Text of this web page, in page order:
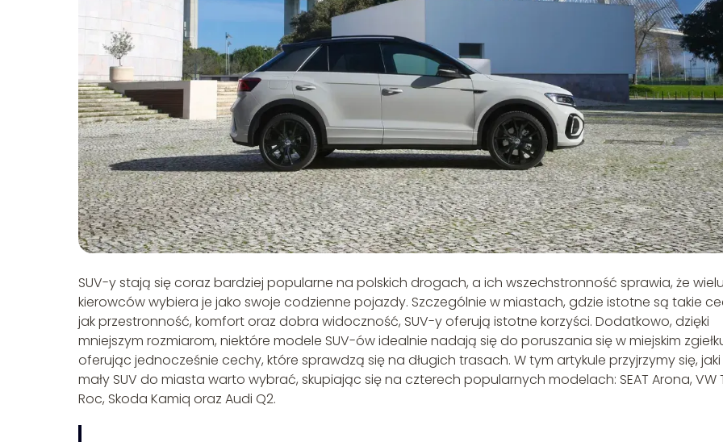
SUV-y stają się coraz bardziej popularne na polskich drogach, a ich wszechstronność sprawia, że wielu
kierowców wybiera je jako swoje codzienne pojazdy. Szczególnie w miastach, gdzie istotne są takie
jak przestronność, komfort oraz dobra widoczność, SUV-y oferują istotne korzyści. Dodatkowo, dzięki
mniejszym rozmiarom, niektóre modele SUV-ów idealnie nadają się do poruszania się w miejskim
oferując jednocześnie cechy, które sprawdzą się na długich trasach. W tym artykule przyjrzymy się, jaki
mały SUV do miasta warto wybrać, skupiając się na czterech popularnych modelach: SEAT Arona, VW
Roc, Skoda Kamiq oraz Audi Q2.